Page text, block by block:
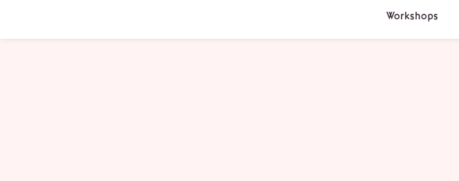
Workshops